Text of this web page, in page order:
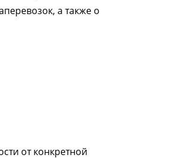
а также о
от конкретной